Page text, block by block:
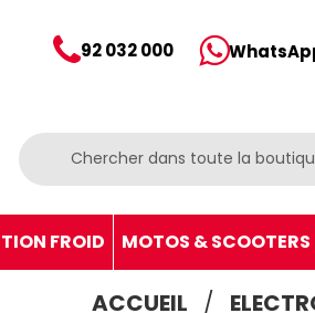
92 032 000
FROID MOTOS & SCOOTERS
ACCUEIL